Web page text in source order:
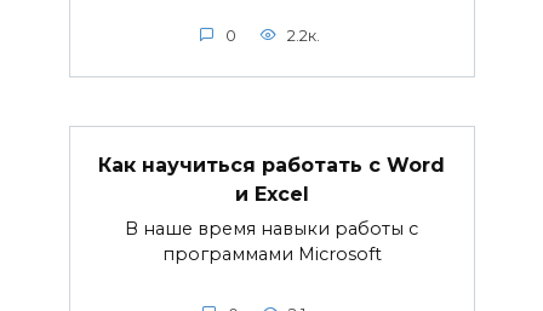
0 2.2к.
Как научиться работать с Word
и Excel
В наше время навыки работы с
программами Microsoft